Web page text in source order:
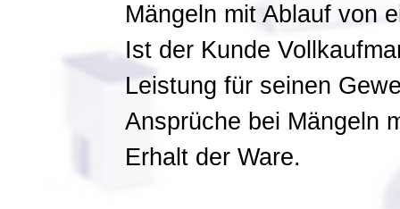
Mängeln mit Ablauf von
Ist der Kunde
Leistung für seinen
Ansprüche bei Mängeln
Erhalt der Ware.